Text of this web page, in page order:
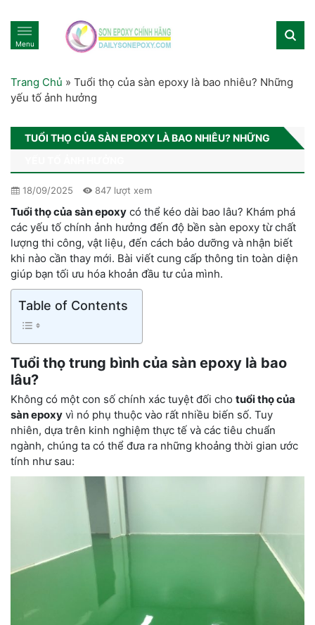
Menu
Trang Chủ » Tuổi thọ của sàn epoxy là bao nhiêu? Những
yếu tố ảnh hưởng
TUỔI THỌ CỦA SÀN EPOXY LÀ BAO NHIÊU? NHỮNG
18/09/2025 847 lượt xem
Tuổi thọ của sàn epoxy có thể kéo dài bao lâu? Khám phá
các yếu tố chính ảnh hưởng đến độ bền sàn epoxy từ chất
lượng thi công, vật liệu, đến cách bảo dưỡng và nhận biết
khi nào cần thay mới. Bài viết cung cấp thông tin toàn diện
giúp bạn tối ưu hóa khoản đầu tư của mình.
Table of Contents
Tuổi thọ trung bình của sàn epoxy là bao
lâu?
Không có một con số chính xác tuyệt đối cho tuổi thọ của
sàn epoxy vì nó phụ thuộc vào rất nhiều biến số. Tuy
nhiên, dựa trên kinh nghiệm thực tế và các tiêu chuẩn
ngành, chúng ta có thể đưa ra những khoảng thời gian ước
tính như sau: